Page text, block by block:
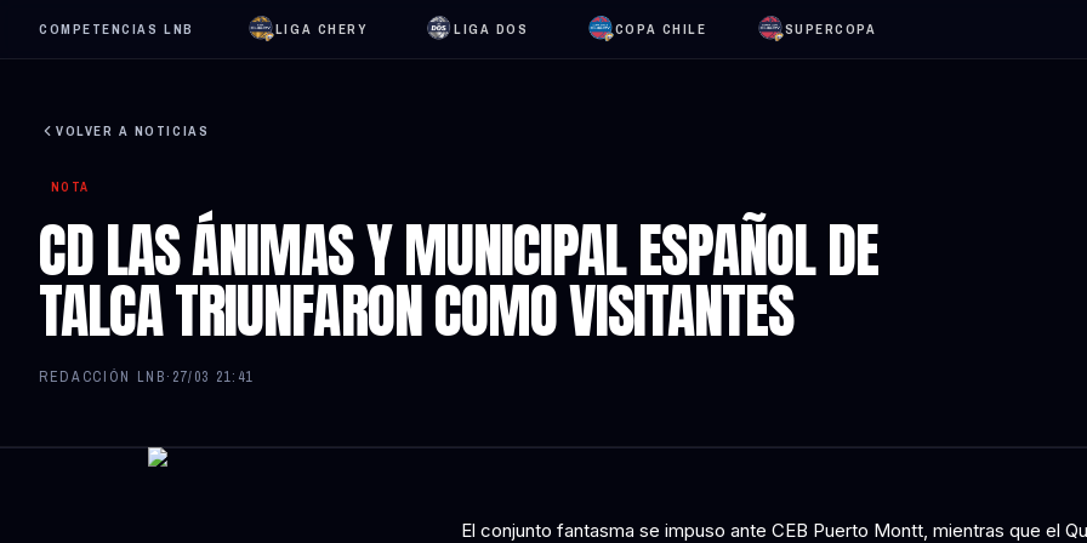
COMPETENCIAS LNB LIGA CHERY LIGA DOS COPA CHILE SUPERCOPA
VOLVER A NOTICIAS
NOTA
CD LAS ÁNIMAS Y MUNICIPAL ESPAÑOL DE
TALCA TRIUNFARON COMO VISITANTES
REDACCIÓN LNB· 27/03 21:41
El conjunto fantasma se impuso ante CEB Puerto Montt, mientras que el